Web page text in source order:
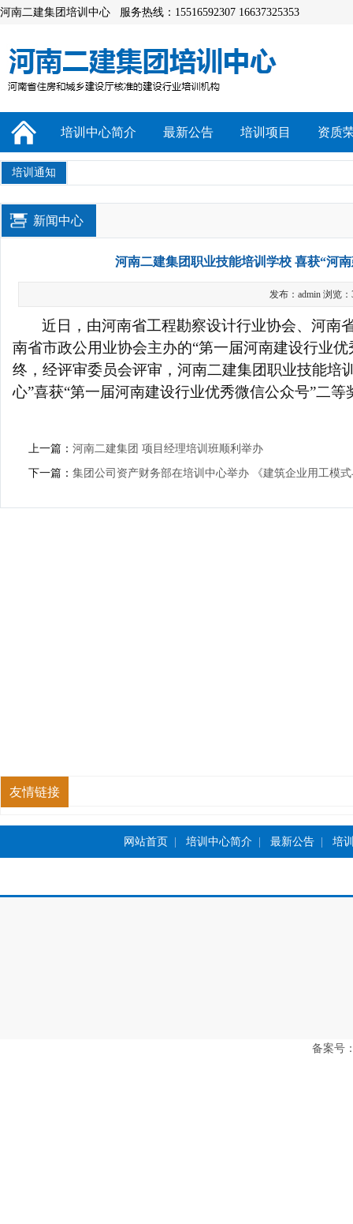
河南二建集团培训中心 服务热线：15516592307 16637325353
培训中心简介 最新公告 培训项目 资质
培训通知
新闻中心
河南二建集团职业技能培训学校 喜获“河
发布：admin 浏览：
近日，由河南省工程勘察设计行业协会、河南
南省市政公用业协会主办的“第一届河南建设行业
终，经评审委员会评审，河南二建集团职业技能培
心”喜获“第一届河南建设行业优秀微信公众号”二等
上一篇： 河南二建集团 项目经理培训班顺利举办
下一篇： 集团公司资产财务部在培训中心举办 《建筑企业用工模
友情链接
网站首页 培训中心简介| 最新公告| 培
备案号